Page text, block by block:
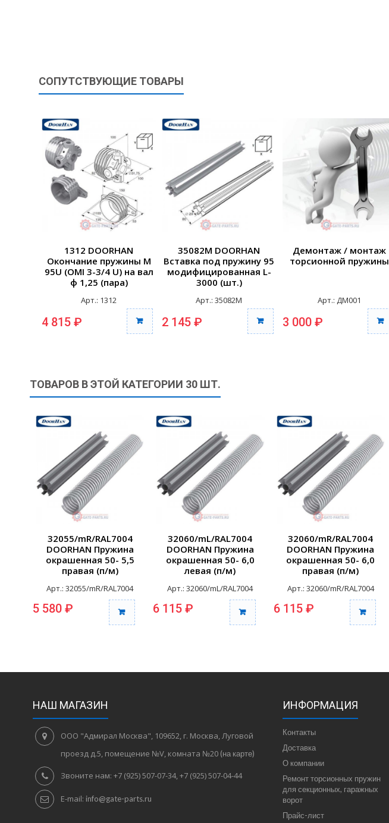
СОПУТСТВУЮЩИЕ ТОВАРЫ
1312 DOORHAN
Окончание пружины М
95U (OMI 3-3/4 U) на вал
ф 1,25 (пара)
Арт.: 1312
4 815 ₽
35082M DOORHAN
Вставка под пружину 95
модифицированная L-
3000 (шт.)
Арт.: 35082M
2 145 ₽
Демонтаж / монтаж
торсионной пружины
Арт.: ДМ001
3 000 ₽
ТОВАРОВ В ЭТОЙ КАТЕГОРИИ 30 ШТ.
32055/mR/RAL7004
DOORHAN Пружина
окрашенная 50- 5,5
правая (п/м)
Арт.: 32055/mR/RAL7004
5 580 ₽
32060/mL/RAL7004
DOORHAN Пружина
окрашенная 50- 6,0
левая (п/м)
Арт.: 32060/mL/RAL7004
6 115 ₽
32060/mR/RAL7004
DOORHAN Пружина
окрашенная 50- 6,0
правая (п/м)
Арт.: 32060/mR/RAL7004
6 115 ₽
НАШ МАГАЗИН
ООО "Адмирал Москва", 109652, г. Москва, Луговой
проезд д.5, помещение №V, комната №20 (на карте)
Звоните нам: +7 (925) 507-07-34, +7 (925) 507-04-44
E-mail: info@gate-parts.ru
ИНФОРМАЦИЯ
Контакты
Доставка
О компании
Ремонт торсионных пружин
для секционных, гаражных
ворот
Прайс-лист